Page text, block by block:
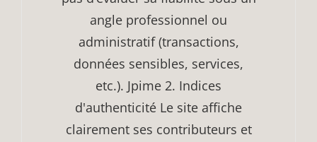
angle professionnel ou
administratif (transactions,
données sensibles, services,
etc.). Jpime 2. Indices
d'authenticité Le site affiche
clairement ses contributeurs et